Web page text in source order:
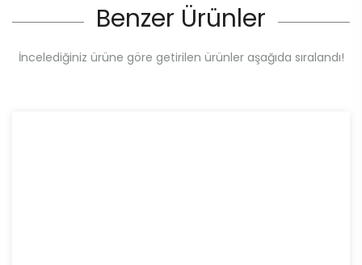
Benzer Ürünler
İncelediğiniz ürüne göre getirilen ürünler aşağıda sıralandı!